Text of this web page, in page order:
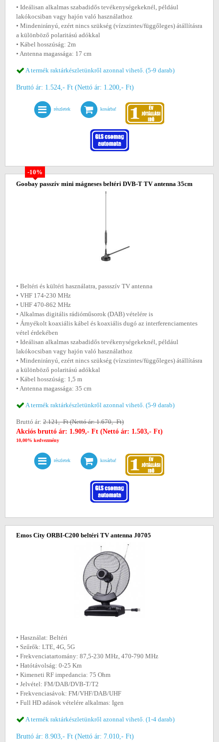
• Ideálisan alkalmas szabadidős tevékenységekeknél, például
lakókocsiban vagy hajón való használathoz
• Mindenirányú, ezért nincs szükség (vízszintes/függőleges) átállításra
a különböző polaritású adókkal
• Kábel hosszúság: 2m
• Antenna magassága: 17 cm
A termék raktárkészletünkről azonnal vihető. (5-9 darab)
Bruttó ár: 1.524,- Ft (Nettó ár: 1.200,- Ft)
részletek kosárba!
Goobay passzív mini mágneses beltéri DVB-T TV antenna 35cm
-10%
• Beltéri és kültéri használatra, passszív TV antenna
• VHF 174-230 MHz
• UHF 470-862 MHz
• Alkalmas digitális rádióműsorok (DAB) vételére is
• Árnyékolt koaxiális kábel és koaxiális dugó az interferenciamentes
vétel érdekében
• Ideálisan alkalmas szabadidős tevékenységekeknél, például
lakókocsiban vagy hajón való használathoz
• Mindenirányú, ezért nincs szükség (vízszintes/függőleges) átállításra
a különböző polaritású adókkal
• Kábel hosszúság: 1,5 m
• Antenna magassága: 35 cm
A termék raktárkészletünkről azonnal vihető. (5-9 darab)
Bruttó ár: 2.121,- Ft (Nettó ár: 1.670,- Ft)
Akciós bruttó ár: 1.909,- Ft (Nettó ár: 1.503,- Ft)
10,00% kedvezmény
részletek kosárba!
Emos City ORBI-C200 beltéri TV antenna J0705
• Használat: Beltéri
• Szűrők: LTE, 4G, 5G
• Frekvenciatartomány: 87,5-230 MHz, 470-790 MHz
• Hatótávolság: 0-25 Km
• Kimeneti RF impedancia: 75 Ohm
• Jelvétel: FM/DAB/DVB-T/T2
• Frekvenciasávok: FM/VHF/DAB/UHF
• Full HD adások vételére alkalmas: Igen
A termék raktárkészletünkről azonnal vihető. (1-4 darab)
Bruttó ár: 8.903,- Ft (Nettó ár: 7.010,- Ft)